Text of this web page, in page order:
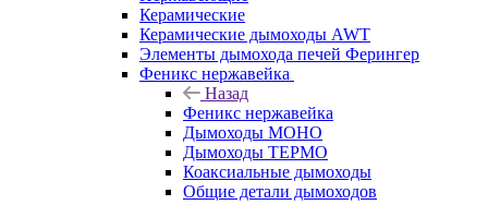
Керамические
Керамические дымоходы AWT
Элементы дымохода печей Ферингер
Феникс нержавейка
Назад
Феникс нержавейка
Дымоходы МОНО
Дымоходы ТЕРМО
Коаксиальные дымоходы
Общие детали дымоходов